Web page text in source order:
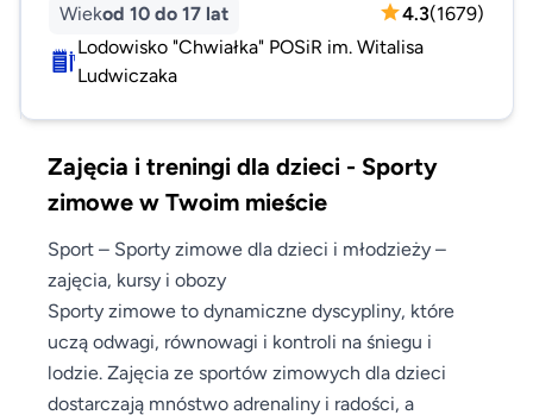
Wiekod 10 do 17 lat 4.3(1679)
Lodowisko "Chwiałka" POSiR im. Witalisa
Ludwiczaka
Zajęcia i treningi dla dzieci - Sporty
zimowe w Twoim mieście
Sport – Sporty zimowe dla dzieci i młodzieży –
zajęcia, kursy i obozy
Sporty zimowe to dynamiczne dyscypliny, które
uczą odwagi, równowagi i kontroli na śniegu i
lodzie. Zajęcia ze sportów zimowych dla dzieci
dostarczają mnóstwo adrenaliny i radości, a